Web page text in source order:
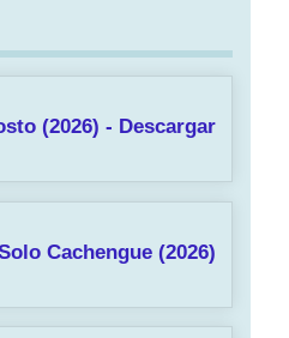
(2026) - Descargar
Cachengue (2026)